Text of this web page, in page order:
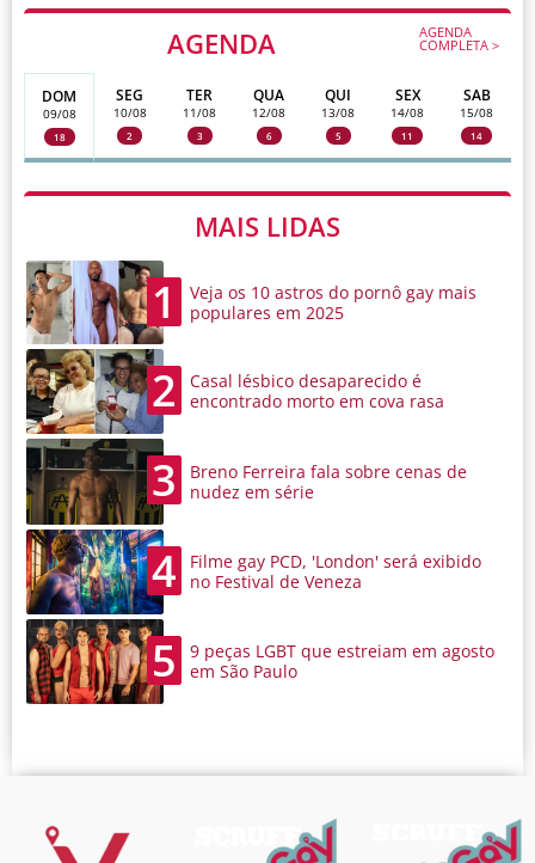
AGENDA AGENDA
COMPLETA >
DOM
09/08
18
SEG
10/08
2
TER
11/08
3
QUA
12/08
6
QUI
13/08
5
SEX
14/08
11
SAB
15/08
14
MAIS LIDAS
1
Veja os 10 astros do pornô gay mais
populares em 2025
2
Casal lésbico desaparecido é
encontrado morto em cova rasa
3
Breno Ferreira fala sobre cenas de
nudez em série
4
Filme gay PCD, 'London' será exibido
no Festival de Veneza
5
9 peças LGBT que estreiam em agosto
em São Paulo